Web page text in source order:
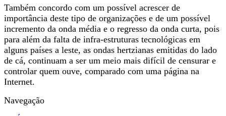
Também concordo com um possível acrescer de
importância deste tipo de organizações e de um possível
incremento da onda média e o regresso da onda curta, pois
para além da falta de infra-estruturas tecnológicas em
alguns países a leste, as ondas hertzianas emitidas do lado
de cá, continuam a ser um meio mais difícil de censurar e
controlar quem ouve, comparado com uma página na
Internet.
Navegação